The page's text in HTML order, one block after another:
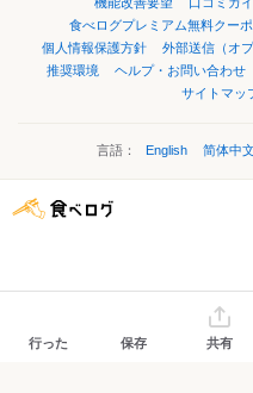
食べログプレミアム無料クー
個人情報保護方針
外部送信（オ
推奨環境
ヘルプ・お問い合わせ
サイトマッ
言語： English 简体中
行った 保存 共有